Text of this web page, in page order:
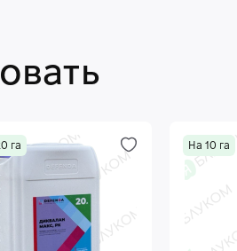
га На 10 га